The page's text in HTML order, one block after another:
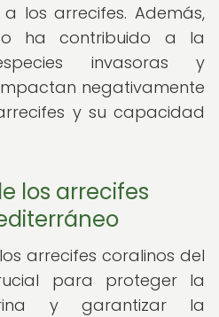
los arrecifes. Además,
ha contribuido a la
invasoras y
negativamente
y su capacidad
los arrecifes
arrecifes coralinos del
para proteger la
y garantizar la